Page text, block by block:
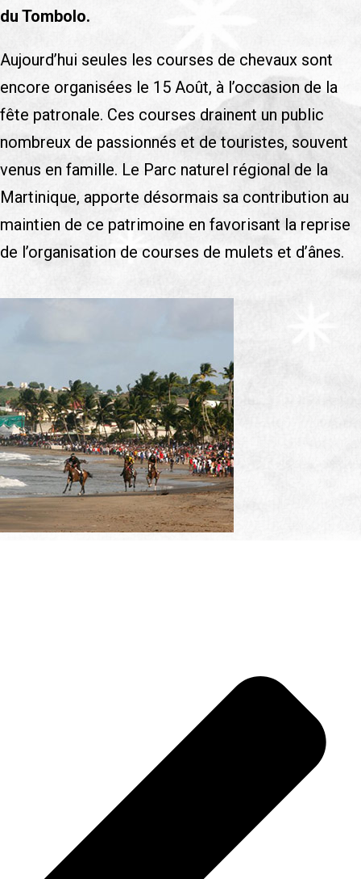
du Tombolo.
Aujourd’hui seules les courses de chevaux sont
encore organisées le 15 Août, à l’occasion de la
fête patronale. Ces courses drainent un public
nombreux de passionnés et de touristes, souvent
venus en famille. Le Parc naturel régional de la
Martinique, apporte désormais sa contribution au
maintien de ce patrimoine en favorisant la reprise
de l’organisation de courses de mulets et d’ânes.